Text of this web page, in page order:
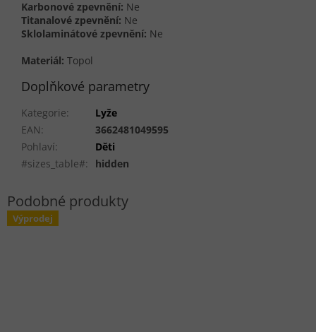
Karbonové zpevnění: Ne
Titanalové zpevnění: Ne
Sklolaminátové zpevnění: Ne
Materiál: Topol
Doplňkové parametry
Kategorie:
Lyže
EAN:
3662481049595
Pohlaví:
Děti
#sizes_table#: hidden
Výprodej